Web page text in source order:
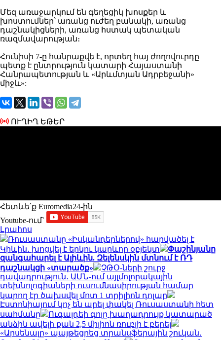
Մեզ առաջարկում են գեղեցիկ խոսքեր և
խոստումներ՝ առանց ուժեղ բանակի, առանց
դաշնակիցների, առանց հստակ պետական
ռազմավարության։
Հունիսի 7-ը հանրաքվե է, որտեղ հայ ժողովուրդը
պետք է ընտրություն կատարի Հայաստանի
Հանրապետության և «Արևմտյան Ադրբեջանի»
միջև»:
ՈՒՂԻՂ ԵԹԵՐ
Հետևե՛ք Euromedia24-ին
Youtube-ում`
Լրահոս
Ռուսաստանը «Իսկանդերներով» հարվածել է
Կիևին․ խոցվել է երկու կարևոր օբյեկտ
Փաշինյանը
զանգահարել է Ալիևին. Զելենսկին մտնում է ՌԴ
դաշնակցի «տարածք»
ՉԹՕ-ների շուրջ
դավադրություն․ ԱՄՆ-ում այլմոլորակային
տեխնոլոգիաների ուսումնասիրության համար
կարող էր ծախսվել մոտ 1 տրիլիոն դոլար
Էստոնիայում կոչ են արել փակել Ռուսաստանի հետ
սահմանը
Ուգալդեի գոլը խաղադրույք կատարած
անձին ավելի քան 2,5 միլիոն ռուբլի է բերել
«Արսենալը» պայթեցրեց տրանսֆերային շուկան․